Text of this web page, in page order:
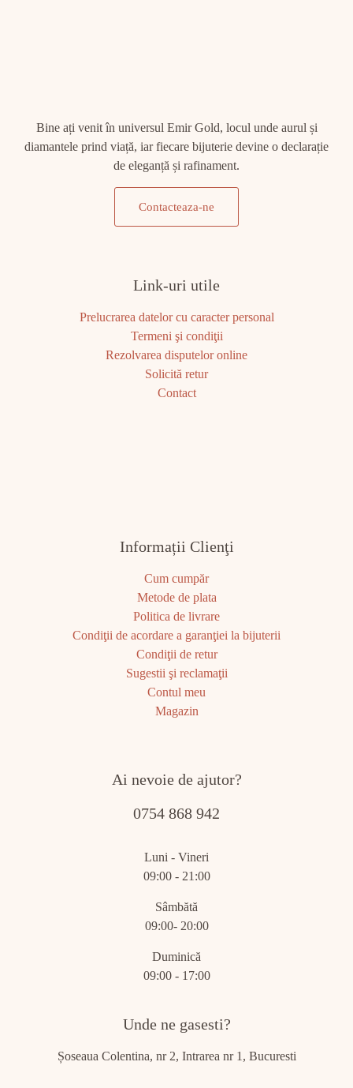
Bine ați venit în universul Emir Gold, locul unde aurul și
diamantele prind viață, iar fiecare bijuterie devine o declarație
de eleganță și rafinament.
Contacteaza-ne
Link-uri utile
Prelucrarea datelor cu caracter personal
Termeni şi condiţii
Rezolvarea disputelor online
Solicită retur
Contact
Informații Clienţi
Cum cumpăr
Metode de plata
Politica de livrare
Condiţii de acordare a garanţiei la bijuterii
Condiţii de retur
Sugestii şi reclamaţii
Contul meu
Magazin
Ai nevoie de ajutor?
0754 868 942
Luni - Vineri
09:00 - 21:00
Sâmbătă
09:00- 20:00
Duminică
09:00 - 17:00
Unde ne gasesti?
Șoseaua Colentina, nr 2, Intrarea nr 1, Bucuresti